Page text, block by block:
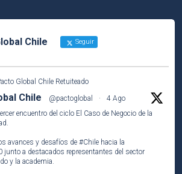
Chile Seguir
Global Chile Retuiteado
Chile @pactoglobal ·
4 Ago
encuentro del ciclo El Caso de Negocio de la
avances y desafíos de #Chile hacia la
junto a destacados representantes del sector
y la academia.